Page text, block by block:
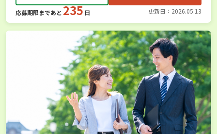
応募期限まであと 235 日 更新日：2026.05.13